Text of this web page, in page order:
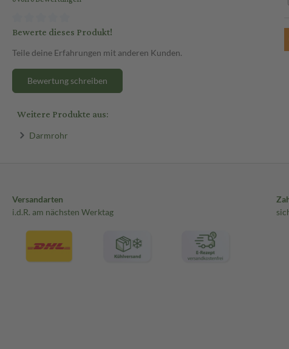
Bewerte dieses Produkt!
Teile deine Erfahrungen mit anderen Kunden.
Bewertung schreiben
Weitere Produkte aus:
Darmrohr
Versandarten
i.d.R. am nächsten Werktag